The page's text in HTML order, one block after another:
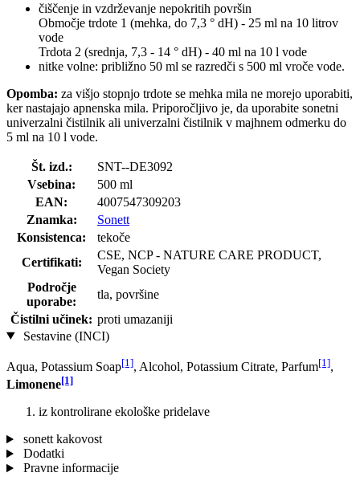
čiščenje in vzdrževanje nepokritih površin
Območje trdote 1 (mehka, do 7,3 ° dH) - 25 ml na 10 litrov
vode
Trdota 2 (srednja, 7,3 - 14 ° dH) - 40 ml na 10 l vode
nitke volne: približno 50 ml se razredči s 500 ml vroče vode.
Opomba: za višjo stopnjo trdote se mehka mila ne morejo uporabiti,
ker nastajajo apnenska mila. Priporočljivo je, da uporabite sonetni
univerzalni čistilnik ali univerzalni čistilnik v majhnem odmerku do
5 ml na 10 l vode.
Št. izd.:
SNT--DE3092
Vsebina:
500 ml
EAN:
4007547309203
Znamka:
Sonett
Konsistenca:
tekoče
Certifikati:
CSE, NCP - NATURE CARE PRODUCT,
Vegan Society
Področje
uporabe:
tla, površine
Čistilni učinek: proti umazaniji
Sestavine (INCI)
Aqua, Potassium Soap[1], Alcohol, Potassium Citrate, Parfum[1],
Limonene[1]
iz kontrolirane ekološke pridelave
sonett kakovost
Dodatki
Pravne informacije